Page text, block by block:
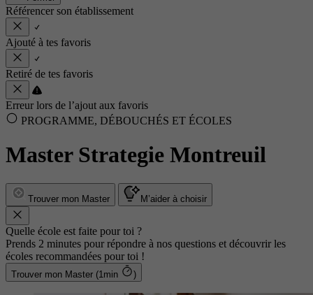
Référencer son établissement
Ajouté à tes favoris
Retiré de tes favoris
Erreur lors de l’ajout aux favoris
PROGRAMME, DÉBOUCHÉS ET ÉCOLES
Master Strategie Montreuil
Trouver mon Master M’aider à choisir
Quelle école est faite pour toi ?
Prends 2 minutes pour répondre à nos questions et découvrir les
écoles recommandées pour toi !
Trouver mon Master (1min )